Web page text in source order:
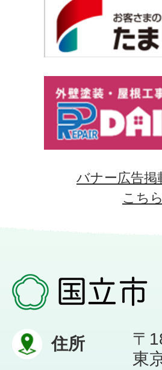
バナー広告
こち
住所
〒
東